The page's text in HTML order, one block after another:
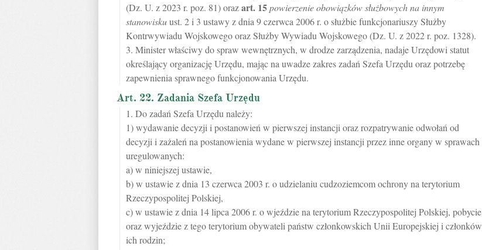
(Dz. U. z 2023 r. poz. 81) orazart. 15powierzenie obowiązków służbowych na innym
stanowiskuust. 2 i 3 ustawy z dnia 9 czerwca 2006 r. o służbie funkcjonariuszy Służby
Kontrwywiadu Wojskowego oraz Służby Wywiadu Wojskowego (Dz. U. z 2022 r. poz. 1328).
3. Minister właściwy do spraw wewnętrznych, w drodze zarządzenia, nadaje Urzędowi statut
określający organizację Urzędu, mając na uwadze zakres zadań Szefa Urzędu oraz potrzebę
zapewnienia sprawnego funkcjonowania Urzędu.
Art. 22. Zadania Szefa Urzędu
1. Do zadań Szefa Urzędu należy:
1) wydawanie decyzji i postanowień w pierwszej instancji oraz rozpatrywanie odwołań od
decyzji i zażaleń na postanowienia wydane w pierwszej instancji przez inne organy w sprawach
uregulowanych:
a) w niniejszej ustawie,
b) w ustawie z dnia 13 czerwca 2003 r. o udzielaniu cudzoziemcom ochrony na terytorium
Rzeczypospolitej Polskiej,
c) w ustawie z dnia 14 lipca 2006 r. o wjeździe na terytorium Rzeczypospolitej Polskiej, pobycie
oraz wyjeździe z tego terytorium obywateli państw członkowskich Unii Europejskiej i członków
ich rodzin;